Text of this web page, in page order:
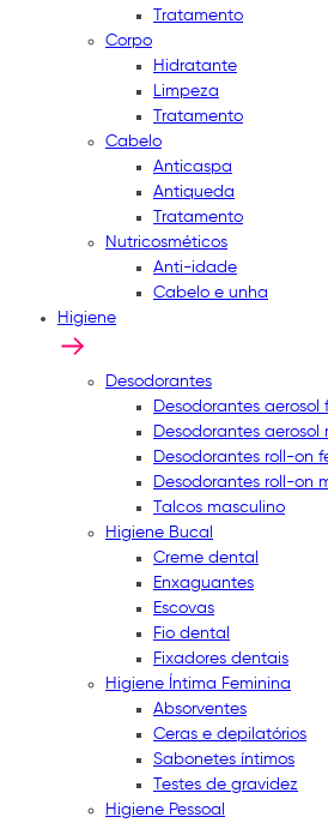
Tratamento
Corpo
Hidratante
Limpeza
Tratamento
Cabelo
Anticaspa
Antiqueda
Tratamento
Nutricosméticos
Anti-idade
Cabelo e unha
Higiene
Desodorantes
Desodorantes aerosol
Desodorantes aerosol
Desodorantes roll-on
Desodorantes roll-on
Talcos masculino
Higiene Bucal
Creme dental
Enxaguantes
Escovas
Fio dental
Fixadores dentais
Higiene Íntima Feminina
Absorventes
Ceras e depilatórios
Sabonetes íntimos
Testes de gravidez
Higiene Pessoal